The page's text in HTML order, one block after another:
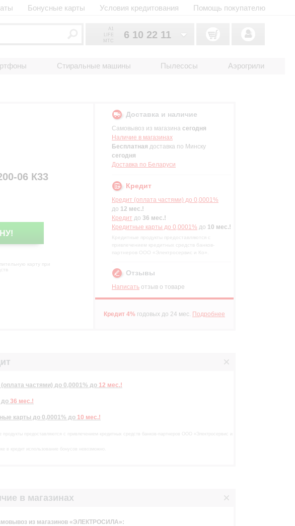
Бонусные карты Условия кредитования Помощь покупателю
A1
LIFE
MTC
6 10 22 11
Стиральные машины Пылесосы Аэрогрили
Доставка и наличие
Самовывоз из магазина сегодня
Наличие в магазинах
Бесплатная доставка по Минску
сегодня
Доставка по Беларуси
Кредит
Кредит (оплата частями) до 0,0001%
до 12 мес.!
Кредит до 36 мес.!
Кредитные карты до 0,0001% до 10 мес.!
Кредитные продукты предоставляются с
привлечением кредитных средств банков-
партнеров ООО «Электросервис и Ко».
Отзывы
Написать отзыв о товаре
Кредит 4% годовых до 24 мес. Подробнее
06 К33
р
карту при
(оплата частями) до 0,0001% до 12 мес.!
до 36 мес.!
карты до 0,0001% до 10 мес.!
продукты предоставляются с привлечением кредитных средств банков-партнеров ООО «Электросервис и
в кредит использование бонусов невозможно.
в магазинах
из магазинов «ЭЛЕКТРОСИЛА»: